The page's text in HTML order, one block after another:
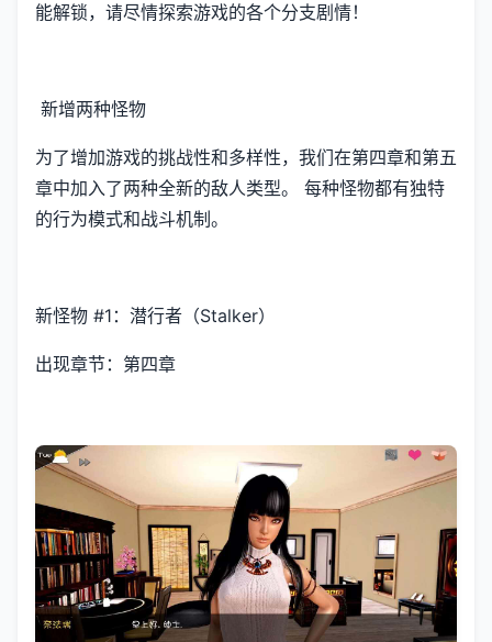
能解锁，请尽情探索游戏的各个分支剧情！
新增两种怪物
为了增加游戏的挑战性和多样性，我们在第四章和第五
章中加入了两种全新的敌人类型。 每种怪物都有独特
的行为模式和战斗机制。
新怪物 #1：潜行者（Stalker）
出现章节：第四章